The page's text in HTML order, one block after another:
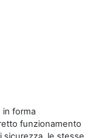
in forma
funzionamento